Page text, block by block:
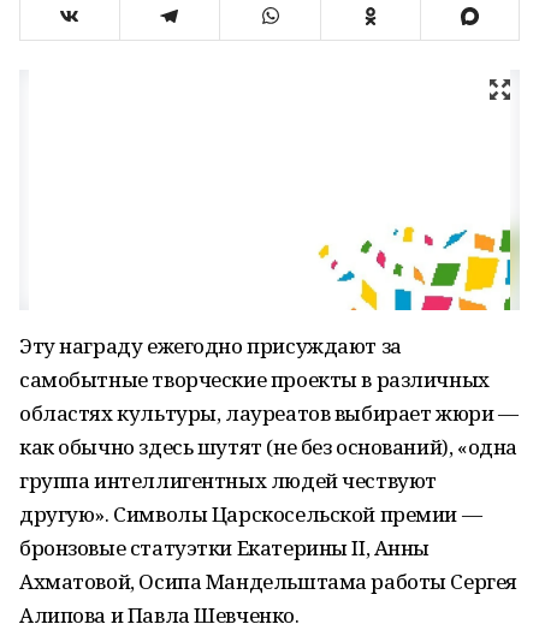
Эту награду ежегодно присуждают за
самобытные творческие проекты в различных
областях культуры, лауреатов выбирает жюри —
как обычно здесь шутят (не без оснований), «одна
группа интеллигентных людей чествуют
другую». Символы Царскосельской премии —
бронзовые статуэтки Екатерины II, Анны
Ахматовой, Осипа Мандельштама работы Сергея
Алипова и Павла Шевченко.